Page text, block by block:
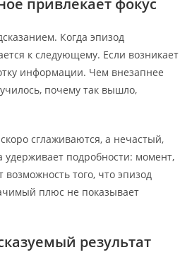
Когда эпизод
к следующему. Если возникает
информации. Чем внезапнее
почему так вышло,
сглаживаются, а нечастый,
подробности: момент,
того, что эпизод
плюс не показывает
результат